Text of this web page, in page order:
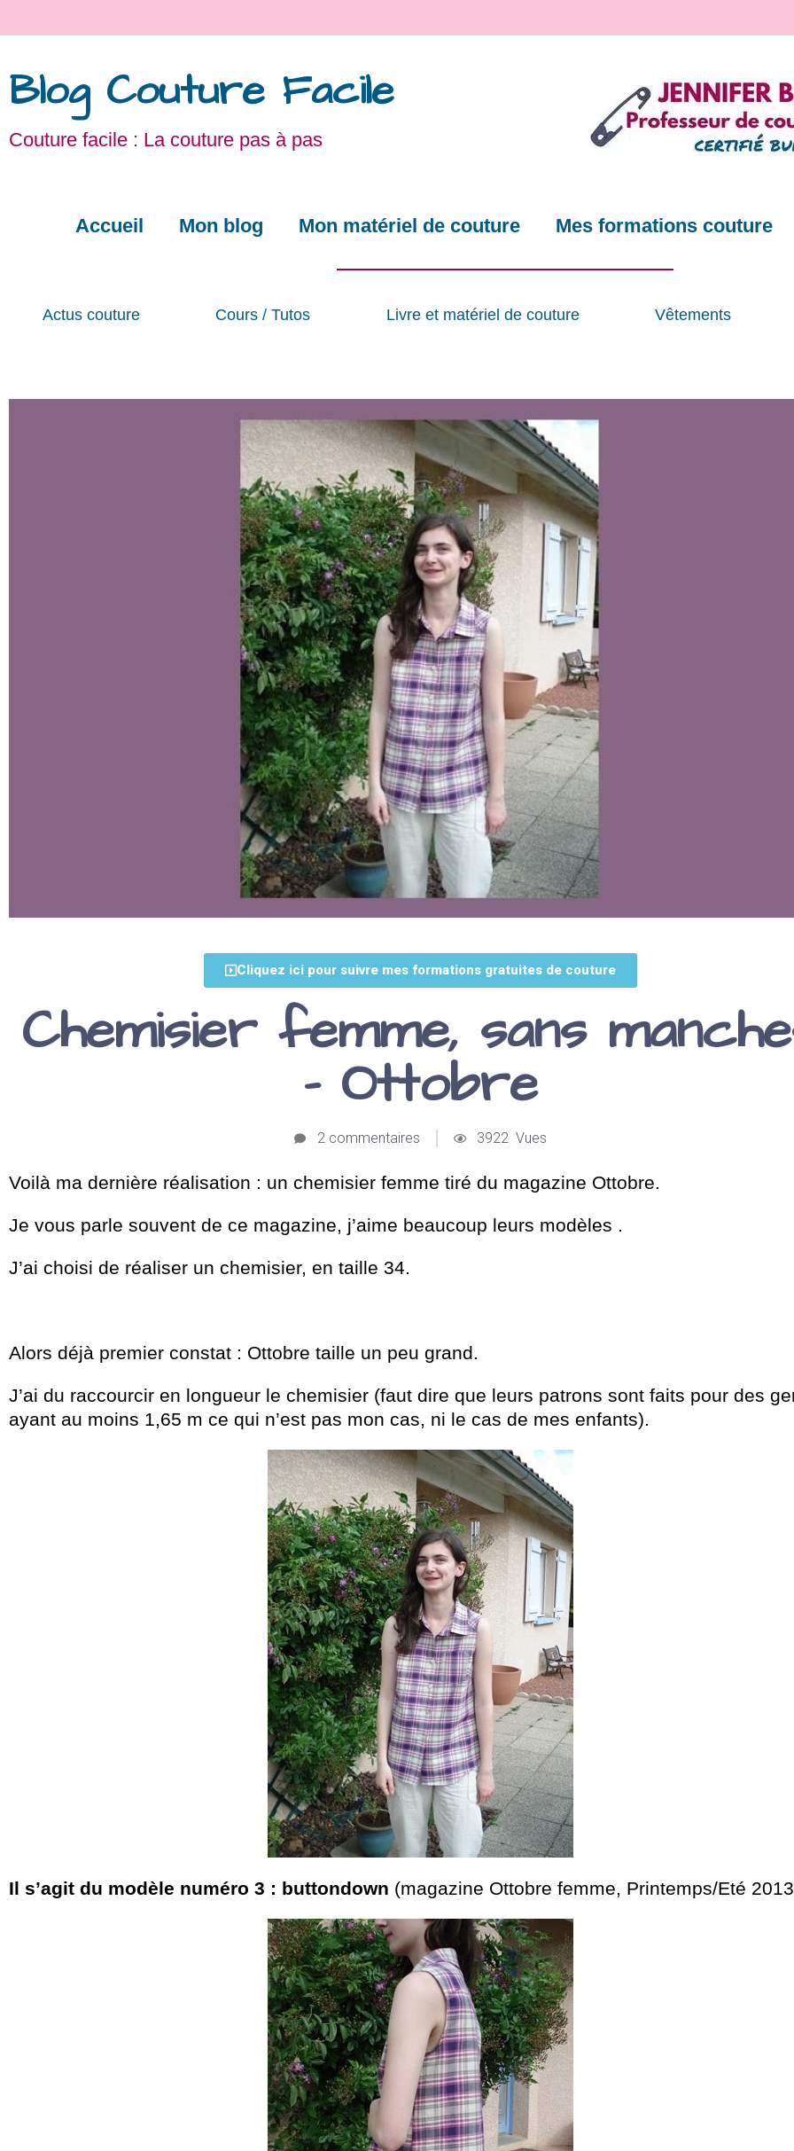
Blog Couture Facile
Couture facile : La couture pas à pas
Accueil Mon blog Mon matériel de couture Mes formations couture
Actus couture Cours / Tutos Livre et matériel de couture Vêtements
Cliquez ici pour suivre mes formations gratuites de couture
Chemisier femme, sans
– Ottobre
2 commentaires 3922 Vues
Voilà ma dernière réalisation : un chemisier femme tiré du magazine Ottobre.
Je vous parle souvent de ce magazine, j’aime beaucoup leurs modèles .
J’ai choisi de réaliser un chemisier, en taille 34.
Alors déjà premier constat : Ottobre taille un peu grand.
J’ai du raccourcir en longueur le chemisier (faut dire que leurs patrons sont faits pour des
ayant au moins 1,65 m ce qui n’est pas mon cas, ni le cas de mes enfants).
Il s’agit du modèle numéro 3 : buttondown (magazine Ottobre femme, Printemps/Eté